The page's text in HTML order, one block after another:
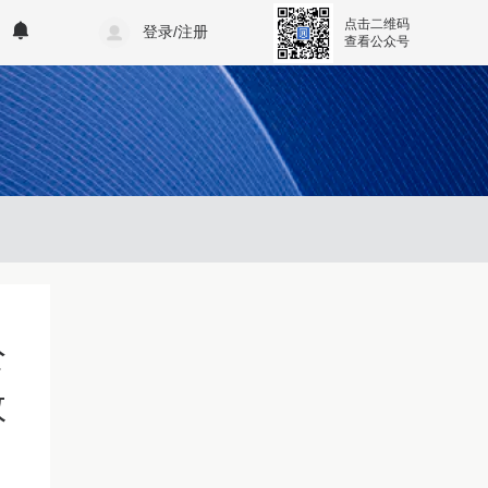
登录/注册
点击二维码
查看公众号